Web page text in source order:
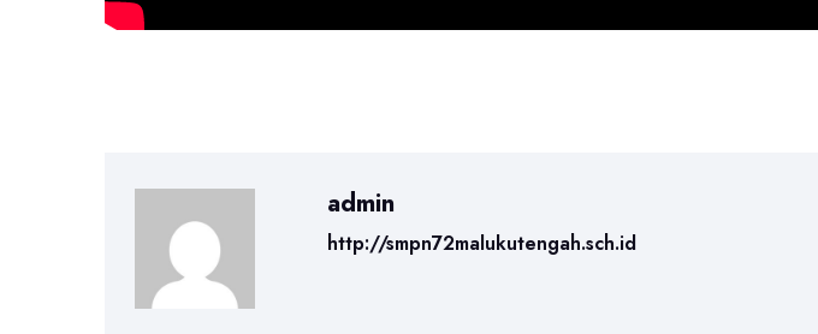
admin
http://smpn72malukutengah.sch.id